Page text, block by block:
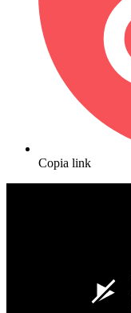
Copia link